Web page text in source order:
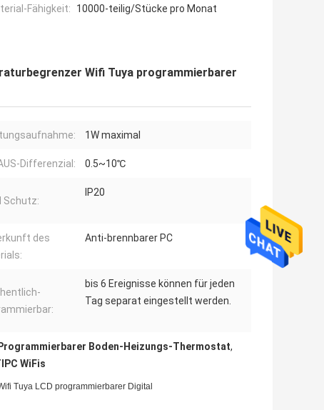
Fähigkeit:
10000-teilig/Stücke pro Monat
Wifi Tuya programmierbarer
1W maximal
Differenzial: 0.5~10℃
Schutz:
IP20
des
Anti-brennbarer PC
bis 6 Ereignisse können für jeden
Tag separat eingestellt werden.
Programmierbarer Boden-Heizungs-Thermostat,
WiFis
Tuya LCD programmierbarer Digital